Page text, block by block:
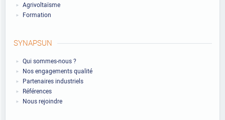
Agrivoltaïsme
Formation
SYNAPSUN
Qui sommes-nous ?
Nos engagements qualité
Partenaires industriels
Références
Nous rejoindre